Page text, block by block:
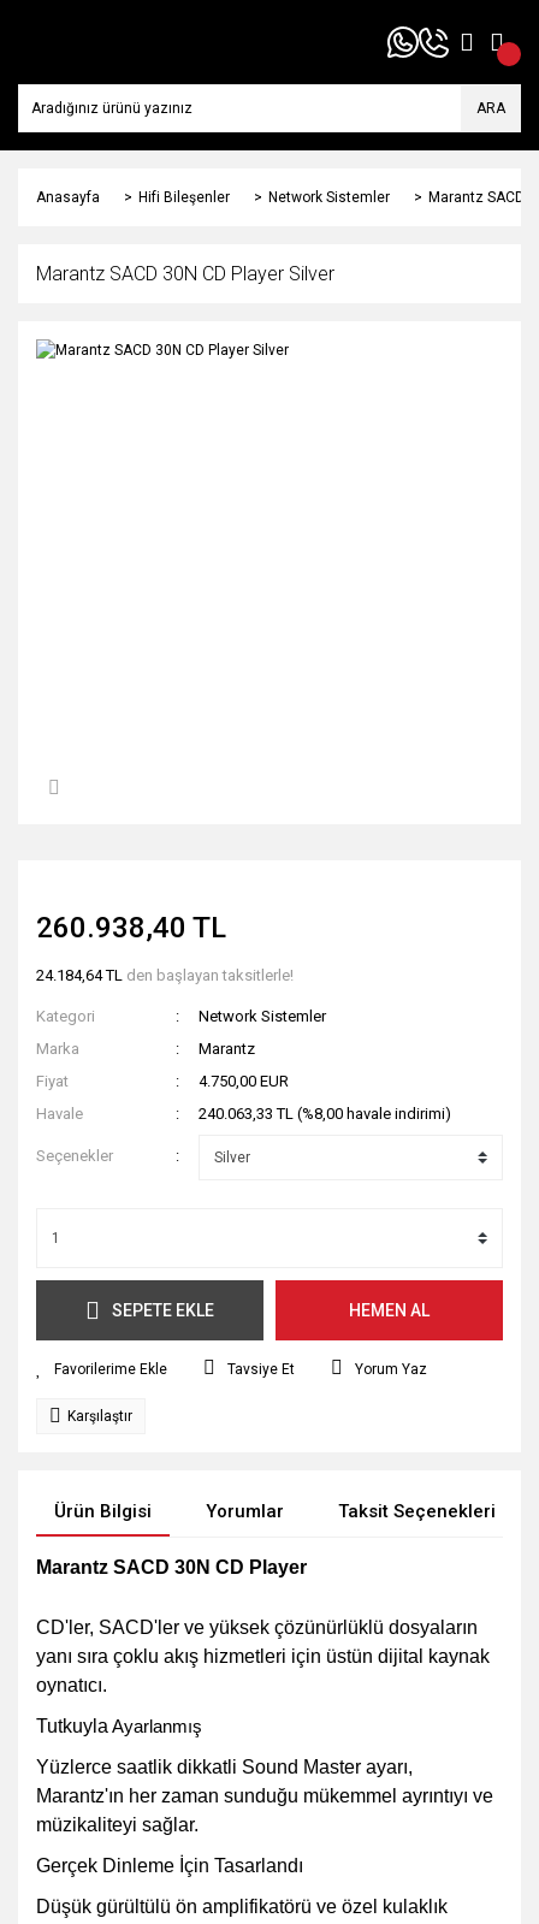
ARA
Anasayfa Hifi Bileşenler Network Sistemler Marantz SACD
Marantz SACD 30N CD Player Silver
260.938,40 TL
24.184,64 TL den başlayan taksitlerle!
Kategori
Network Sistemler
Marka
Marantz
Fiyat
4.750,00 EUR
Havale
240.063,33 TL (%8,00 havale indirimi)
Seçenekler
SEPETE EKLE HEMEN AL
Tavsiye Et Yorum Yaz
Karşılaştır
Ürün Bilgisi Yorumlar Taksit Seçenekleri
Marantz SACD 30N CD Player
CD'ler, SACD'ler ve yüksek çözünürlüklü dosyaların
yanı sıra çoklu akış hizmetleri için üstün dijital kaynak
oynatıcı.
Tutkuyla Ayarlanmış
Yüzlerce saatlik dikkatli Sound Master ayarı,
Marantz'ın her zaman sunduğu mükemmel ayrıntıyı ve
müzikaliteyi sağlar.
Gerçek Dinleme İçin Tasarlandı
Düşük gürültülü ön amplifikatörü ve özel kulaklık